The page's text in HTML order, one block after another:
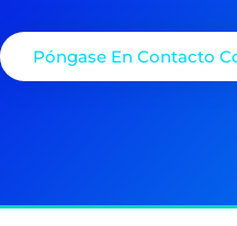
Póngase En Contacto